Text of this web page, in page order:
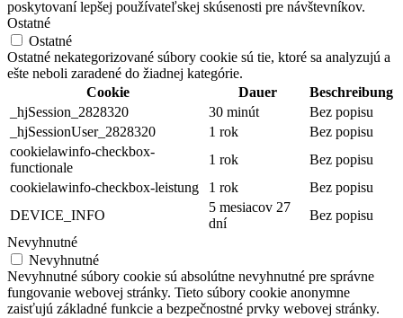
poskytovaní lepšej používateľskej skúsenosti pre návštevníkov.
Ostatné
Ostatné
Ostatné nekategorizované súbory cookie sú tie, ktoré sa analyzujú a
ešte neboli zaradené do žiadnej kategórie.
Cookie
Dauer
Beschreibung
_hjSession_2828320
30 minút
Bez popisu
_hjSessionUser_2828320
1 rok
Bez popisu
cookielawinfo-checkbox-
functionale
1 rok
Bez popisu
cookielawinfo-checkbox-leistung
1 rok
Bez popisu
DEVICE_INFO
5 mesiacov 27
dní
Bez popisu
Nevyhnutné
Nevyhnutné
Nevyhnutné súbory cookie sú absolútne nevyhnutné pre správne
fungovanie webovej stránky. Tieto súbory cookie anonymne
zaisťujú základné funkcie a bezpečnostné prvky webovej stránky.